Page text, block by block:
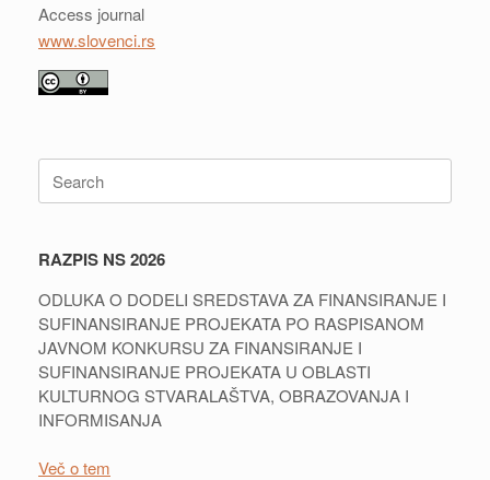
Access journal
www.slovenci.rs
Search
for:
RAZPIS NS 2026
ODLUKA O DODELI SREDSTAVA ZA FINANSIRANJE I
SUFINANSIRANJE PROJEKATA PO RASPISANOM
JAVNOM KONKURSU ZA FINANSIRANJE I
SUFINANSIRANJE PROJEKATA U OBLASTI
KULTURNOG STVARALAŠTVA, OBRAZOVANJA I
INFORMISANJA
Več o tem